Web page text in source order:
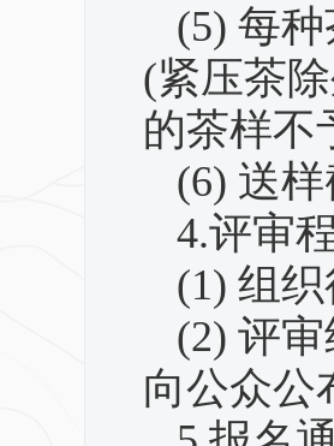
(5) 每
(紧压茶
的茶样不
(6) 送
4.评审
(1) 组
(2) 评
向公众公